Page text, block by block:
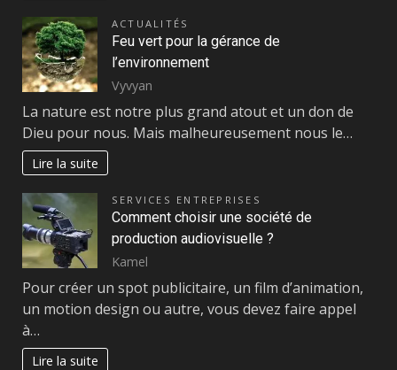
ACTUALITÉS
Feu vert pour la gérance de
l’environnement
Vyvyan
La nature est notre plus grand atout et un don de
Dieu pour nous. Mais malheureusement nous le…
Lire la suite
SERVICES ENTREPRISES
Comment choisir une société de
production audiovisuelle ?
Kamel
Pour créer un spot publicitaire, un film d’animation,
un motion design ou autre, vous devez faire appel
à…
Lire la suite